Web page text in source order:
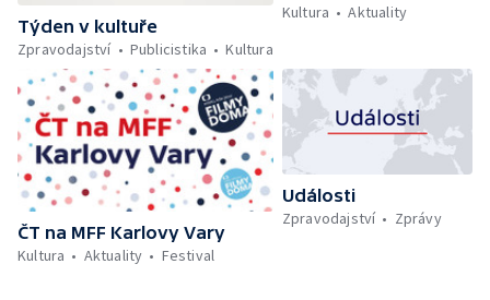
Týden v kultuře
Zpravodajství
Publicistika Kultura
Kultura
Aktuality
ČT na MFF Karlovy Vary
Kultura
Aktuality Festival
Události
Zpravodajství
Zprávy